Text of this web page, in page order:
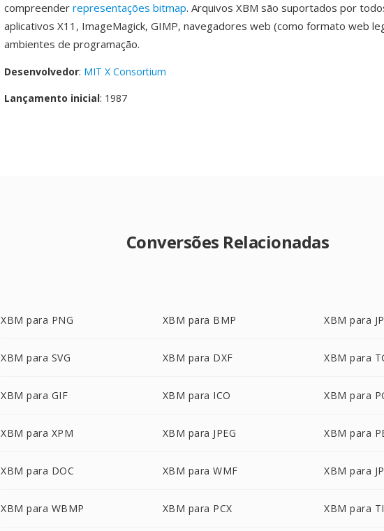
compreender representações bitmap. Arquivos XBM são suportados por
aplicativos X11, ImageMagick, GIMP, navegadores web (como formato web
ambientes de programação.
Desenvolvedor: MIT X Consortium
Lançamento inicial: 1987
Conversões Relacionadas
XBM para PNG XBM para BMP XBM para
XBM para SVG XBM para DXF XBM para
XBM para GIF XBM para ICO XBM para
XBM para XPM XBM para JPEG XBM para
XBM para DOC XBM para WMF XBM para
XBM para WBMP XBM para PCX XBM para